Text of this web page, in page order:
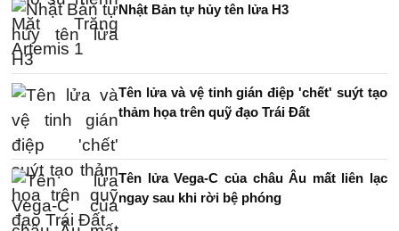
Nhật Bản tự hủy tên lửa H3
Tên lửa và vệ tinh gián điệp 'chết' suýt tạo
thảm họa trên quỹ đạo Trái Đất
Tên lửa Vega-C của châu Âu mất liên lạc
ngay sau khi rời bệ phóng